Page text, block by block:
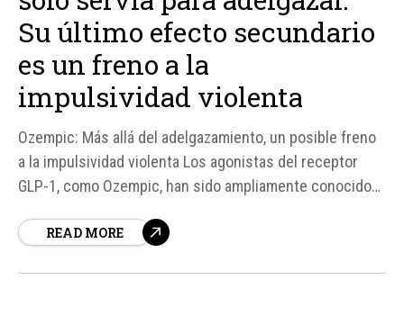
Su último efecto secundario
es un freno a la
impulsividad violenta
Ozempic: Más allá del adelgazamiento, un posible freno
a la impulsividad violenta Los agonistas del receptor
GLP-1, como Ozempic, han sido ampliamente conocidos
más recientemente, por su capacidad para ayudar en la
READ MORE